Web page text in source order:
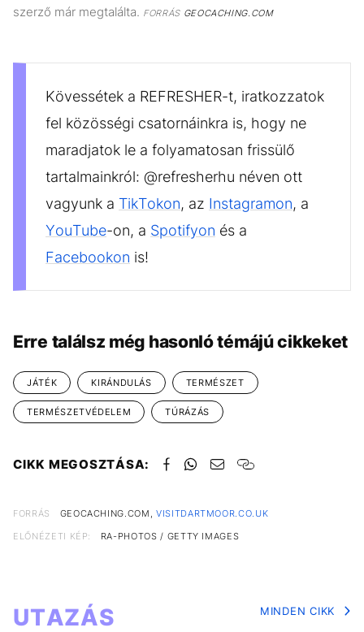
szerző már megtalálta. FORRÁSGEOCACHING.COM
Kövessétek a REFRESHER-t, iratkozzatok
fel közösségi csatornáinkra is, hogy ne
maradjatok le a folyamatosan frissülő
tartalmainkról: @refresherhu néven ott
vagyunk a TikTokon, az Instagramon, a
YouTube-on, a Spotifyon és a
Facebookon is!
Erre találsz még hasonló témájú cikkeket
JÁTÉK KIRÁNDULÁS TERMÉSZET
TERMÉSZETVÉDELEM TÚRÁZÁS
CIKK MEGOSZTÁSA:
FORRÁS GEOCACHING.COM, VISITDARTMOOR.CO.UK
ELŐNÉZETI KÉP:
RA-PHOTOS / GETTY IMAGES
UTAZÁS MINDEN CIKK